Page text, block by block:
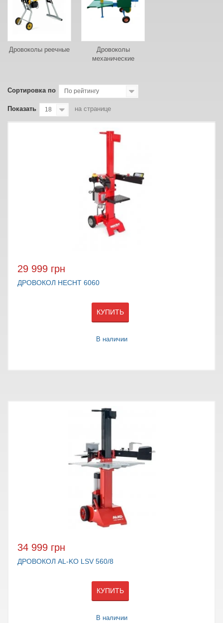
Дровоколы реечные
Дровоколы
механические
Сортировка по По рейтингу
Показать 18 на странице
29 999 грн
ДРОВОКОЛ HECHT 6060
КУПИТЬ
В наличии
34 999 грн
ДРОВОКОЛ AL-KO LSV 560/8
КУПИТЬ
В наличии